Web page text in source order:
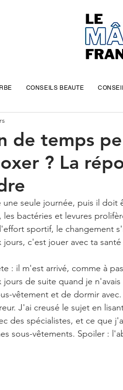
de temps
? La
seule journée, puis il doit
les bactéries et levures
sportif, le changement
c'est jouer avec ta santé
: il m'est arrivé, comme à
de suite quand je
vêtement et de dormir
J'ai creusé le sujet en
des spécialistes, et ce que
sous-vêtements. Spoiler :
CONSEILS BEAUTE